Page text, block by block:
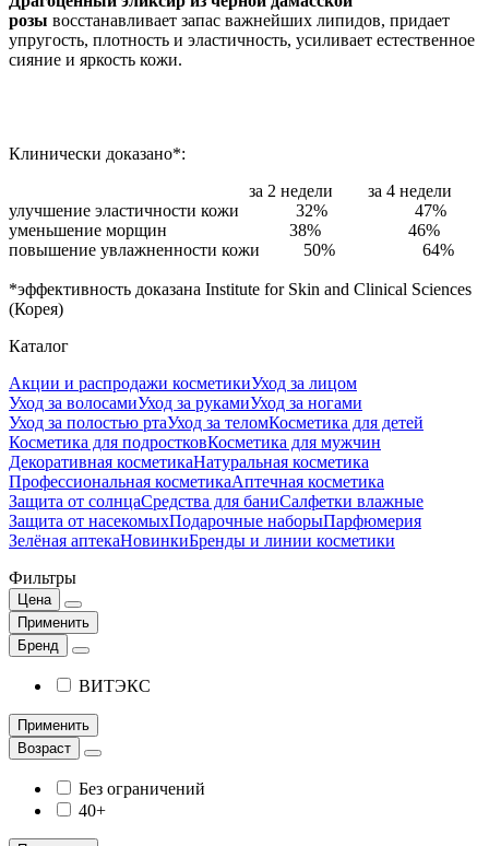
розы восстанавливает запас важнейших липидов, придает
упругость, плотность и эластичность, усиливает естественное
сияние и яркость кожи.
Клинически доказано*:
за 2 недели за 4 недели
улучшение эластичности кожи 32% 47%
уменьшение морщин 38% 46%
повышение увлажненности кожи 50% 64%
*эффективность доказана Institute for Skin and Clinical Sciences
(Корея)
Каталог
Акции и распродажи косметикиУход за лицом
Уход за волосамиУход за рукамиУход за ногами
Уход за полостью ртаУход за теломКосметика для детей
Косметика для подростковКосметика для мужчин
Декоративная косметикаНатуральная косметика
Профессиональная косметикаАптечная косметика
Защита от солнцаСредства для баниСалфетки влажные
Защита от насекомыхПодарочные наборыПарфюмерия
Зелёная аптекаНовинкиБренды и линии косметики
Фильтры
Цена
Применить
Бренд
ВИТЭКС
Применить
Возраст
Без ограничений
40+